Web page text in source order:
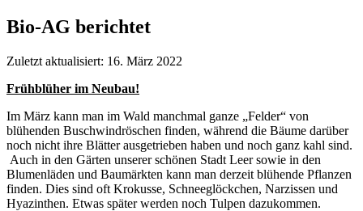
Bio-AG berichtet
Zuletzt aktualisiert: 16. März 2022
Frühblüher im Neubau!
Im März kann man im Wald manchmal ganze „Felder“ von
blühenden Buschwindröschen finden, während die Bäume darüber
noch nicht ihre Blätter ausgetrieben haben und noch ganz kahl sind.
Auch in den Gärten unserer schönen Stadt Leer sowie in den
Blumenläden und Baumärkten kann man derzeit blühende Pflanzen
finden. Dies sind oft Krokusse, Schneeglöckchen, Narzissen und
Hyazinthen. Etwas später werden noch Tulpen dazukommen.